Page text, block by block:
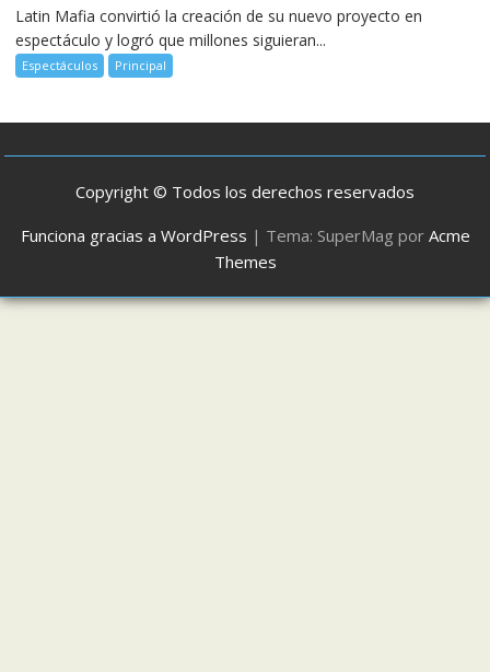
Latin Mafia convirtió la creación de su nuevo proyecto en
espectáculo y logró que millones siguieran...
Espectáculos Principal
Copyright © Todos los derechos reservados
Funciona gracias a WordPress | Tema: SuperMag por Acme
Themes